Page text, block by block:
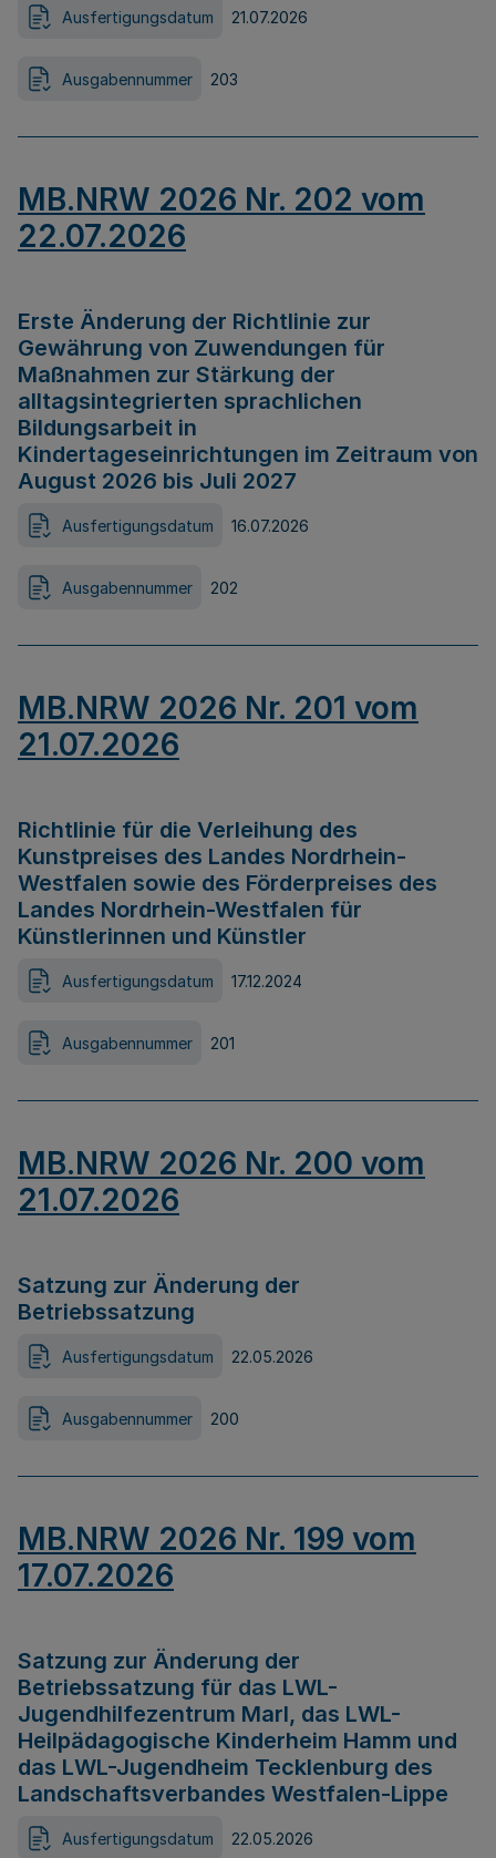
Ausfertigungsdatum 21.07.2026
Ausgabennummer 203
MB.NRW 2026 Nr. 202 vom
22.07.2026
Erste Änderung der Richtlinie zur
Gewährung von Zuwendungen für
Maßnahmen zur Stärkung der
alltagsintegrierten sprachlichen
Bildungsarbeit in
Kindertageseinrichtungen im Zeitraum von
August 2026 bis Juli 2027
Ausfertigungsdatum 16.07.2026
Ausgabennummer 202
MB.NRW 2026 Nr. 201 vom
21.07.2026
Richtlinie für die Verleihung des
Kunstpreises des Landes Nordrhein-
Westfalen sowie des Förderpreises des
Landes Nordrhein-Westfalen für
Künstlerinnen und Künstler
Ausfertigungsdatum 17.12.2024
Ausgabennummer 201
MB.NRW 2026 Nr. 200 vom
21.07.2026
Satzung zur Änderung der
Betriebssatzung
Ausfertigungsdatum 22.05.2026
Ausgabennummer 200
MB.NRW 2026 Nr. 199 vom
17.07.2026
Satzung zur Änderung der
Betriebssatzung für das LWL-
Jugendhilfezentrum Marl, das LWL-
Heilpädagogische Kinderheim Hamm und
das LWL-Jugendheim Tecklenburg des
Landschaftsverbandes Westfalen-Lippe
Ausfertigungsdatum 22.05.2026